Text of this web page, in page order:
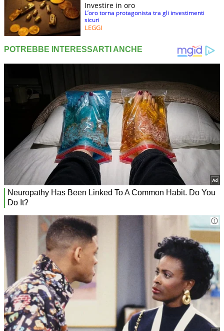
Investire in oro
L’oro torna protagonista tra gli investimenti
sicuri
LEGGI